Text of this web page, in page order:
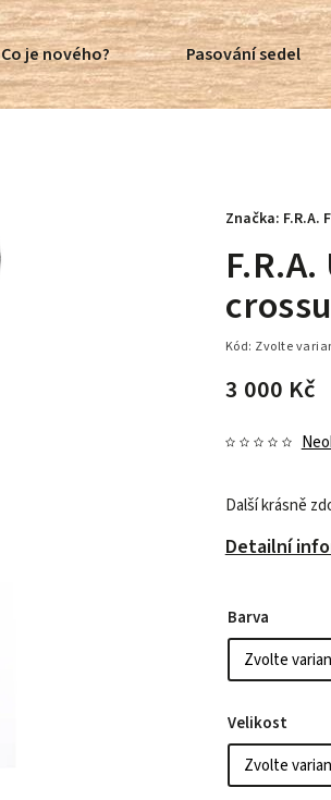
Co je nového? Pasování sedel
Kód: Zvolte
3 000 Kč
Další krásně
Detailní
Značka: F.R.A.
Barva
Velikost